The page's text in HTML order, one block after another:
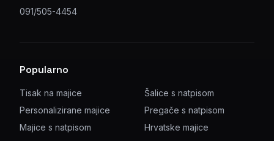
091/505-4454
Popularno
Tisak na majice
Personalizirane majice
Majice s natpisom
Šalice s natpisom
Pregače s natpisom
Hrvatske majice